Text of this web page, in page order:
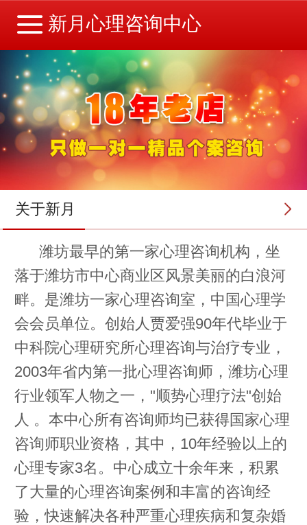
新月心理咨询中心
关于新月
潍坊最早的第一家心理咨询机构，坐
落于潍坊市中心商业区风景美丽的白浪河
畔。是潍坊一家心理咨询室，中国心理学
会会员单位。创始人贾爱强90年代毕业于
中科院心理研究所心理咨询与治疗专业，
2003年省内第一批心理咨询师，潍坊心理
行业领军人物之一，"顺势心理疗法"创始
人 。本中心所有咨询师均已获得国家心理
咨询师职业资格，其中，10年经验以上的
心理专家3名。中心成立十余年来，积累
了大量的心理咨询案例和丰富的咨询经
验，快速解决各种严重心理疾病和复杂婚